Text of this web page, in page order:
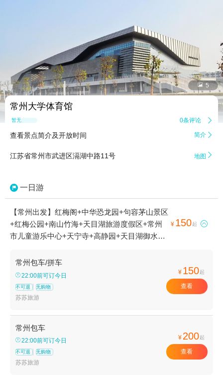
 5
常州大学体育馆
暂无点评 0条评论 
查看景点简介及开放时间 简介 
江苏省常州市武进区滆湖中路11号 地图 
一日游
【常州出发】红梅阁+中华恐龙园+句容茅山景区
+红梅公园+南山竹海+天目湖旅游度假区+常州
市儿童游乐中心+天宁寺+高静园+天目湖御水温
园+嬉戏谷+常州古运河+淹城野生动物世界+常
州博物馆+常州市南大街商贸休闲旅游区+常州市
青枫公园+常州新区中心公园+中华孝道园+常州
中华恐龙园鼎宴火锅+常州花博会+扬州天乐湖嬉
城遗址公园+常州奥普乐欢乐水世界+​Yani
lounge+常州大剧院+常州大学体育馆+常州奥体
中心+君雅皮划艇(常州)+恐龙城迪诺水镇+南山
竹海古街+环球动漫嬉戏谷夜公园+太湖湾开元名
¥ 150起 
常州包车/拼车
22:00前可订今日
不可退 无购物
苏苏旅游
¥ 150起
查看
常州包车
22:00前可订今日
不可退 无购物
苏苏旅游
¥ 200起
查看